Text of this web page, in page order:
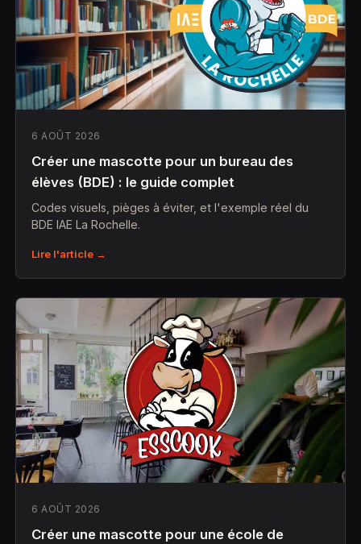
6 AOÛT 2026
Créer une mascotte pour un bureau des
élèves (BDE) : le guide complet
Codes visuels, pièges à éviter, et l'exemple réel du
BDE IAE La Rochelle.
Lire l'article →
6 AOÛT 2026
Créer une mascotte pour une école de